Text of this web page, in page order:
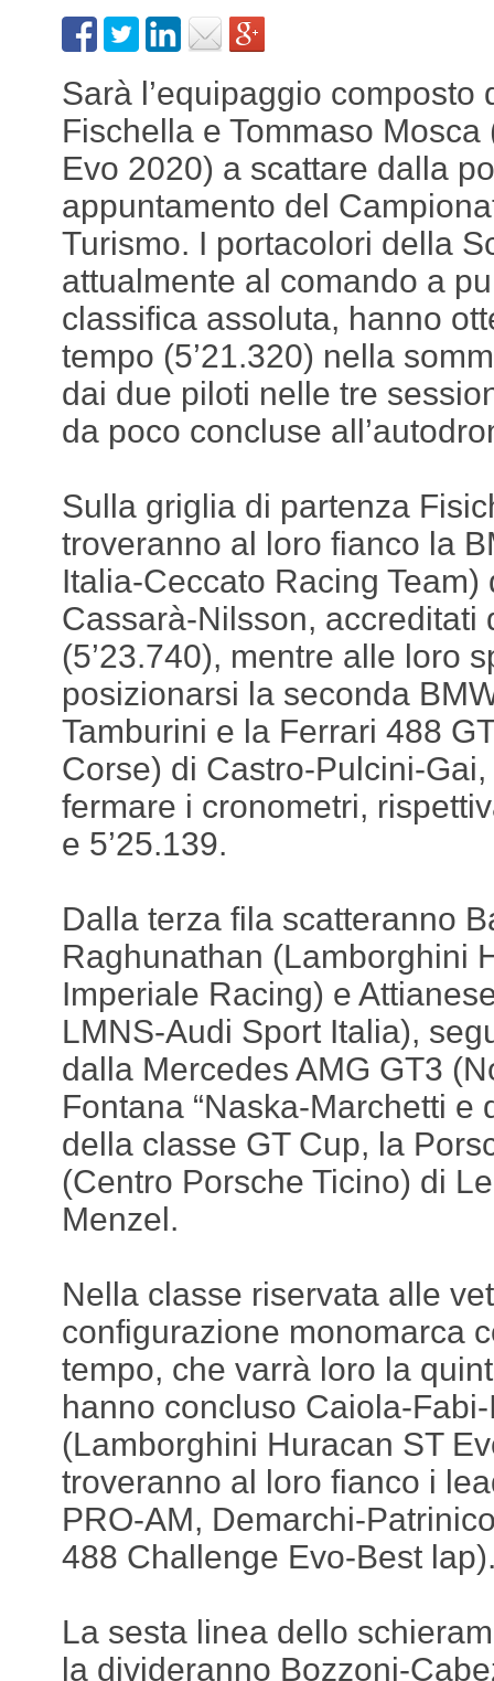
Sarà l’equipaggio composto
Fischella e Tommaso
Evo 2020) a scattare dalla
appuntamento del
Turismo. I portacolori della
attualmente al comando a
classifica assoluta, hanno
tempo (5’21.320) nella
dai due piloti nelle tre
da poco concluse
Sulla griglia di partenza
troveranno al loro fianco la
Italia-Ceccato Racing
Cassarà-Nilsson, accreditati
(5’23.740), mentre alle loro
posizionarsi la seconda
Tamburini e la Ferrari 488
Corse) di Castro-Pulcini-
fermare i cronometri,
e 5’25.139.
Dalla terza fila scatteranno
Raghunathan (Lamborghini
Imperiale Racing) e
LMNS-Audi Sport Italia),
dalla Mercedes AMG GT3
Fontana “Naska-Marchetti e
della classe GT Cup, la
(Centro Porsche Ticino) di
Menzel.
Nella classe riservata alle
configurazione monomarca
tempo, che varrà loro la
hanno concluso Caiola-
(Lamborghini Huracan ST
troveranno al loro fianco i
PRO-AM, Demarchi-
488 Challenge Evo-Best
La sesta linea dello
la divideranno Bozzoni-